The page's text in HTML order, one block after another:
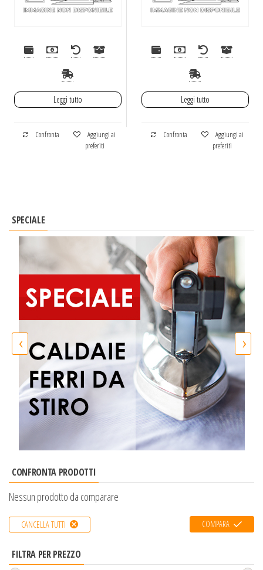
Leggi tutto
Confronta
Aggiungi ai
preferiti
Leggi tutto
Confronta
Aggiungi ai
preferiti
SPECIALE
‹ ›
CONFRONTA PRODOTTI
Nessun prodotto da comparare
CANCELLA TUTTI COMPARA
FILTRA PER PREZZO